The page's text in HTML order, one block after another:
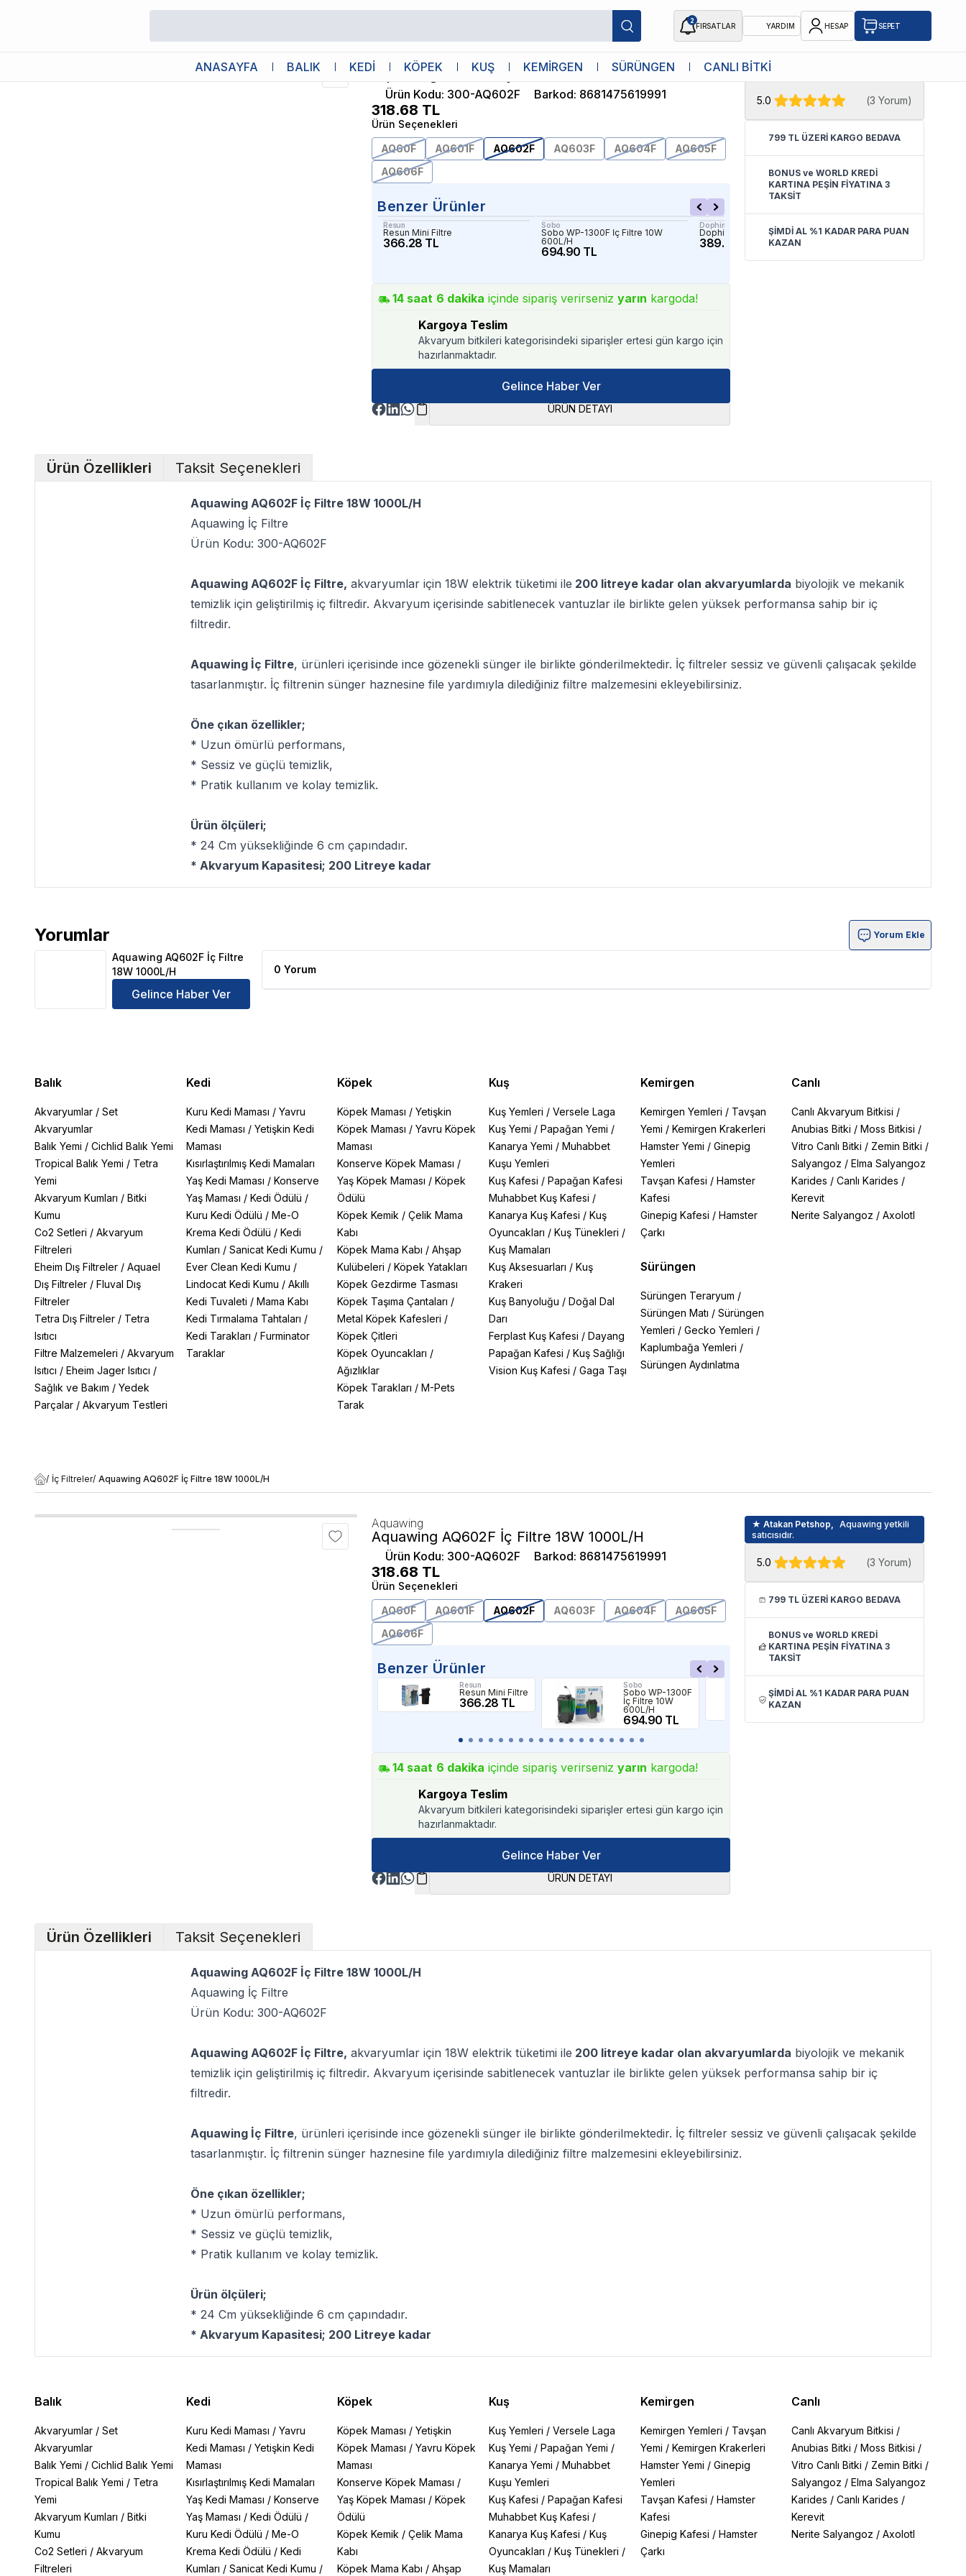
2
FIRSATLAR YARDIM HESAP SEPET
ANASAYFA BALIK KEDİ KÖPEK KUŞ KEMİRGEN SÜRÜNGEN CANLI BİTKİ
Aquawing
Aquawing AQ602F İç Filtre 18W 1000L/H
Ürün Kodu: 300-AQ602F Barkod: 8681475619991
318.68 TL
Ürün Seçenekleri
AQ60F
AQ601F AQ602F AQ603F AQ604F
AQ605F
AQ606F
Benzer Ürünler
Resun
Resun Mini Filtre
366.28 TL
Sobo
Sobo WP-1300F İç Filtre 10W
600L/H
694.90 TL
Dophin
Dophin KF150 İç Filtre 150 L/S
389.90 TL
Eheim Biopower 160 İç
14 saat 6 dakika içinde sipariş verirseniz yarın kargoda!
Kargoya Teslim
Akvaryum bitkileri kategorisindeki siparişler ertesi gün kargo için
hazırlanmaktadır.
Gelince Haber Ver
ÜRÜN DETAYI
★ Atakan Petshop,
satıcısıdır.
5.0 (3 Yorum)
799 TL ÜZERİ KARGO BEDAVA
BONUS ve WORLD KREDİ
KARTINA PEŞİN FİYATINA 3
TAKSİT
ŞİMDİ AL %1 KADAR PARA PUAN
KAZAN
Ürün Özellikleri Taksit Seçenekleri
Aquawing AQ602F İç Filtre 18W 1000L/H
Aquawing İç Filtre
Ürün Kodu: 300-AQ602F
Aquawing AQ602F İç Filtre, akvaryumlar için 18W elektrik tüketimi ile 200 litreye kadar olan akvaryumlarda biyolojik ve mekanik
temizlik için geliştirilmiş iç filtredir. Akvaryum içerisinde sabitlenecek vantuzlar ile birlikte gelen yüksek performansa sahip bir iç
filtredir.
Aquawing İç Filtre, ürünleri içerisinde ince gözenekli sünger ile birlikte gönderilmektedir. İç filtreler sessiz ve güvenli çalışacak şekilde
tasarlanmıştır. İç filtrenin sünger haznesine file yardımıyla dilediğiniz filtre malzemesini ekleyebilirsiniz.
Öne çıkan özellikler;
* Uzun ömürlü performans,
* Sessiz ve güçlü temizlik,
* Pratik kullanım ve kolay temizlik.
Ürün ölçüleri;
* 24 Cm yüksekliğinde 6 cm çapındadır.
* Akvaryum Kapasitesi; 200 Litreye kadar
Yorumlar
Aquawing AQ602F İç Filtre 18W 1000L/H Ürün Yorumları
Yorum Ekle
Aquawing AQ602F İç Filtre
18W 1000L/H
Gelince Haber Ver
0 Yorum
Balık
Akvaryumlar / Set
Akvaryumlar
Balık Yemi / Cichlid Balık Yemi
Tropical Balık Yemi / Tetra
Yemi
Akvaryum Kumları / Bitki
Kumu
Co2 Setleri / Akvaryum
Filtreleri
Eheim Dış Filtreler / Aquael
Dış Filtreler / Fluval Dış
Filtreler
Tetra Dış Filtreler / Tetra
Isıtıcı
Filtre Malzemeleri / Akvaryum
Isıtıcı / Eheim Jager Isıtıcı /
Sağlık ve Bakım / Yedek
Parçalar / Akvaryum Testleri
Kedi
Kuru Kedi Maması / Yavru
Kedi Maması / Yetişkin Kedi
Maması
Kısırlaştırılmış Kedi Mamaları
Yaş Kedi Maması / Konserve
Yaş Maması / Kedi Ödülü /
Kuru Kedi Ödülü / Me-O
Krema Kedi Ödülü / Kedi
Kumları / Sanicat Kedi Kumu /
Ever Clean Kedi Kumu /
Lindocat Kedi Kumu / Akıllı
Kedi Tuvaleti / Mama Kabı
Kedi Tırmalama Tahtaları /
Kedi Tarakları / Furminator
Taraklar
Köpek
Köpek Maması /Yetişkin
Köpek Maması /Yavru Köpek
Maması
Konserve Köpek Maması /
Yaş Köpek Maması /Köpek
Ödülü
Köpek Kemik /Çelik Mama
Kabı
Köpek Mama Kabı /Ahşap
Kulübeleri /Köpek Yatakları
Köpek Gezdirme Tasması
Köpek Taşıma Çantaları /
Metal Köpek Kafesleri /
Köpek Çitleri
Köpek Oyuncakları /
Ağızlıklar
Köpek Tarakları /M-Pets
Tarak
Kuş
Kuş Yemleri / Versele Laga
Kuş Yemi / Papağan Yemi /
Kanarya Yemi / Muhabbet
Kuşu Yemleri
Kuş Kafesi / Papağan Kafesi
Muhabbet Kuş Kafesi /
Kanarya Kuş Kafesi / Kuş
Oyuncakları / Kuş Tünekleri /
Kuş Mamaları
Kuş Aksesuarları / Kuş
Krakeri
Kuş Banyoluğu / Doğal Dal
Darı
Ferplast Kuş Kafesi / Dayang
Papağan Kafesi / Kuş Sağlığı
Vision Kuş Kafesi / Gaga Taşı
Kemirgen
Kemirgen Yemleri / Tavşan
Yemi / Kemirgen Krakerleri
Hamster Yemi / Ginepig
Yemleri
Tavşan Kafesi / Hamster
Kafesi
Ginepig Kafesi / Hamster
Çarkı
Sürüngen
Sürüngen Teraryum /
Sürüngen Matı / Sürüngen
Yemleri / Gecko Yemleri /
Kaplumbağa Yemleri /
Sürüngen Aydınlatma
Canlı
Canlı Akvaryum Bitkisi /
Anubias Bitki /Moss Bitkisi /
Vitro Canlı Bitki / Zemin Bitki /
Salyangoz /Elma Salyangoz
Karides /Canlı Karides /
Kerevit
Nerite Salyangoz /Axolotl
/ İç Filtreler/ Aquawing AQ602F İç Filtre 18W 1000L/H
Aquawing
Aquawing AQ602F İç Filtre 18W 1000L/H
Ürün Kodu: 300-AQ602F Barkod: 8681475619991
318.68 TL
Ürün Seçenekleri
AQ60F
AQ601F AQ602F AQ603F AQ604F
AQ605F
AQ606F
Benzer Ürünler
Resun
Resun Mini Filtre
366.28 TL
Sobo
Sobo WP-1300F
İç Filtre 10W
600L/H
694.90 TL
Dophin KF150 İç
Filtre 150 L/S
389.90 TL
14 saat 6 dakika içinde sipariş verirseniz yarın kargoda!
Kargoya Teslim
Akvaryum bitkileri kategorisindeki siparişler ertesi gün kargo için
hazırlanmaktadır.
Gelince Haber Ver
ÜRÜN DETAYI
★ Atakan Petshop,
Aquawing yetkili
satıcısıdır.
5.0 (3 Yorum)
799 TL ÜZERİ KARGO BEDAVA
BONUS ve WORLD KREDİ
KARTINA PEŞİN FİYATINA 3
TAKSİT
ŞİMDİ AL %1 KADAR PARA PUAN
KAZAN
Ürün Özellikleri Taksit Seçenekleri
Aquawing AQ602F İç Filtre 18W 1000L/H
Aquawing İç Filtre
Ürün Kodu: 300-AQ602F
Aquawing AQ602F İç Filtre, akvaryumlar için 18W elektrik tüketimi ile 200 litreye kadar olan akvaryumlarda biyolojik ve mekanik
temizlik için geliştirilmiş iç filtredir. Akvaryum içerisinde sabitlenecek vantuzlar ile birlikte gelen yüksek performansa sahip bir iç
filtredir.
Aquawing İç Filtre, ürünleri içerisinde ince gözenekli sünger ile birlikte gönderilmektedir. İç filtreler sessiz ve güvenli çalışacak şekilde
tasarlanmıştır. İç filtrenin sünger haznesine file yardımıyla dilediğiniz filtre malzemesini ekleyebilirsiniz.
Öne çıkan özellikler;
* Uzun ömürlü performans,
* Sessiz ve güçlü temizlik,
* Pratik kullanım ve kolay temizlik.
Ürün ölçüleri;
* 24 Cm yüksekliğinde 6 cm çapındadır.
* Akvaryum Kapasitesi; 200 Litreye kadar
Balık
Akvaryumlar / Set
Akvaryumlar
Balık Yemi / Cichlid Balık Yemi
Tropical Balık Yemi / Tetra
Yemi
Akvaryum Kumları / Bitki
Kumu
Co2 Setleri / Akvaryum
Filtreleri
Kedi
Kuru Kedi Maması / Yavru
Kedi Maması / Yetişkin Kedi
Maması
Kısırlaştırılmış Kedi Mamaları
Yaş Kedi Maması / Konserve
Yaş Maması / Kedi Ödülü /
Kuru Kedi Ödülü / Me-O
Krema Kedi Ödülü / Kedi
Kumları / Sanicat Kedi Kumu /
Köpek
Köpek Maması /Yetişkin
Köpek Maması /Yavru Köpek
Maması
Konserve Köpek Maması /
Yaş Köpek Maması /Köpek
Ödülü
Köpek Kemik /Çelik Mama
Kabı
Köpek Mama Kabı /Ahşap
Kuş
Kuş Yemleri / Versele Laga
Kuş Yemi / Papağan Yemi /
Kanarya Yemi / Muhabbet
Kuşu Yemleri
Kuş Kafesi / Papağan Kafesi
Muhabbet Kuş Kafesi /
Kanarya Kuş Kafesi / Kuş
Oyuncakları / Kuş Tünekleri /
Kuş Mamaları
Kemirgen
Kemirgen Yemleri / Tavşan
Yemi / Kemirgen Krakerleri
Hamster Yemi / Ginepig
Yemleri
Tavşan Kafesi / Hamster
Kafesi
Ginepig Kafesi / Hamster
Çarkı
Canlı
Canlı Akvaryum Bitkisi /
Anubias Bitki /Moss Bitkisi /
Vitro Canlı Bitki / Zemin Bitki /
Salyangoz /Elma Salyangoz
Karides /Canlı Karides /
Kerevit
Nerite Salyangoz /Axolotl